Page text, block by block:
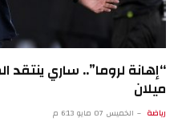
“إهانة لروما”.. ساري ينتقد
ميلان
رياضة الخميس 07 مايو 6:13 م